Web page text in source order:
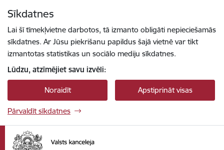
Sīkdatnes
Lai šī tīmekļvietne darbotos, tā izmanto obligāti nepieciešamās
sīkdatnes. Ar Jūsu piekrišanu papildus šajā vietnē var tikt
izmantotas statistikas un sociālo mediju sīkdatnes.
Lūdzu, atzīmējiet savu izvēli:
Noraidīt Apstiprināt visas
Pārvaldīt sīkdatnes